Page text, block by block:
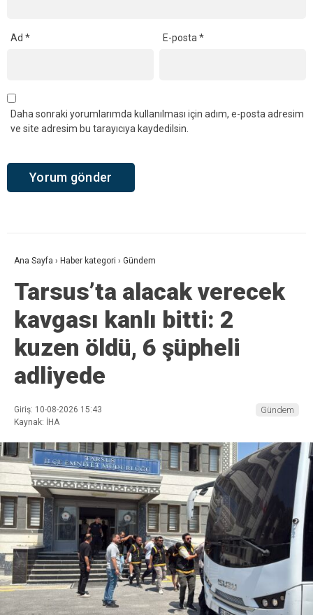
Ad * E-posta*
Daha sonraki yorumlarımda kullanılması için adım, e-posta adresim
ve site adresim bu tarayıcıya kaydedilsin.
Ana Sayfa › Haber kategori › Gündem
Tarsus’ta alacak verecek
kavgası kanlı bitti: 2
kuzen öldü, 6 şüpheli
adliyede
Giriş: 10-08-2026 15:43
Kaynak: İHA
Gündem